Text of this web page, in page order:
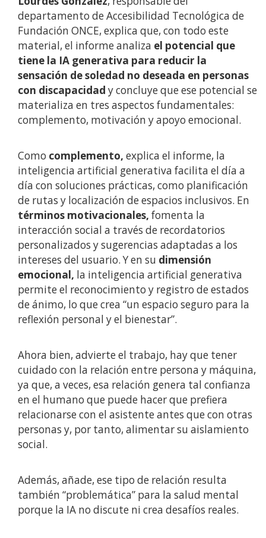
departamento de Accesibilidad Tecnológica de
Fundación ONCE, explica que, con todo este
material, el informe analiza el potencial que
tiene la IA generativa para reducir la
sensación de soledad no deseada en personas
con discapacidad y concluye que ese potencial se
materializa en tres aspectos fundamentales:
complemento, motivación y apoyo emocional.
Como complemento, explica el informe, la
inteligencia artificial generativa facilita el día a
día con soluciones prácticas, como planificación
de rutas y localización de espacios inclusivos. En
términos motivacionales, fomenta la
interacción social a través de recordatorios
personalizados y sugerencias adaptadas a los
intereses del usuario. Y en su dimensión
emocional, la inteligencia artificial generativa
permite el reconocimiento y registro de estados
de ánimo, lo que crea “un espacio seguro para la
reflexión personal y el bienestar”.
Ahora bien, advierte el trabajo, hay que tener
cuidado con la relación entre persona y máquina,
ya que, a veces, esa relación genera tal confianza
en el humano que puede hacer que prefiera
relacionarse con el asistente antes que con otras
personas y, por tanto, alimentar su aislamiento
social.
Además, añade, ese tipo de relación resulta
también “problemática” para la salud mental
porque la IA no discute ni crea desafíos reales.